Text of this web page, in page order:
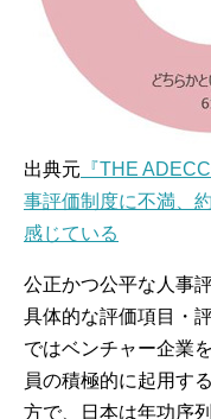
出典元 『THE
事評価制度に不満、
感じている
公正かつ公平な人事
具体的な評価項目・
ではベンチャー企業
員の積極的に起用す
方で、日本は年功序